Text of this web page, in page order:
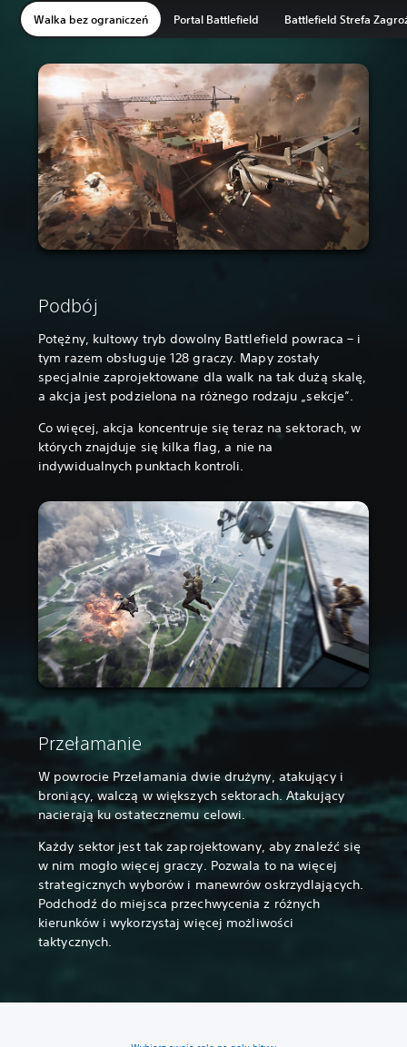
Walka bez ograniczeń Portal Battlefield Battlefield Strefa
Podbój
Potężny, kultowy tryb dowolny Battlefield powraca – i
tym razem obsługuje 128 graczy. Mapy zostały
specjalnie zaprojektowane dla walk na tak dużą skalę,
a akcja jest podzielona na różnego rodzaju „sekcje”.
Co więcej, akcja koncentruje się teraz na sektorach, w
których znajduje się kilka flag, a nie na
indywidualnych punktach kontroli.
Przełamanie
W powrocie Przełamania dwie drużyny, atakujący i
broniący, walczą w większych sektorach. Atakujący
nacierają ku ostatecznemu celowi.
Każdy sektor jest tak zaprojektowany, aby znaleźć się
w nim mogło więcej graczy. Pozwala to na więcej
strategicznych wyborów i manewrów oskrzydlających.
Podchodź do miejsca przechwycenia z różnych
kierunków i wykorzystaj więcej możliwości
taktycznych.